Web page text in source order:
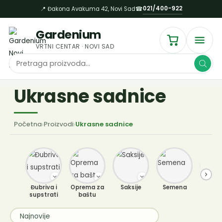
на
садржај
📍 Đakona Avakuma 42, Novi Sad☎021/400-922
Gardenium
VRTNI CENTAR · NOVI SAD
Products
search
Ukrasne sadnice
Početna›Proizvodi›Ukrasne sadnice
Đubriva i
supstrati
Oprema za
baštu
Saksije Semena